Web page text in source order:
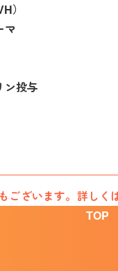
）
マ
ン投与
ざいます。詳しく
TOP